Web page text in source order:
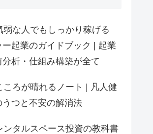
な人でもしっかり稼げる
ー起業のガイドブック | 起業
分析・仕組み構築が全て
ろが晴れるノート | 凡人健
つと不安の解消法
タルスペース投資の教科書